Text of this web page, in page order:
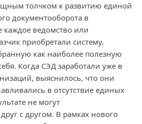
толчком к развитию единой
документооборота в
каждое ведомство или
приобретали систему,
как наиболее полезную
Когда СЭД заработали уже в
выяснилось, что они
в отсутствие единых
не могут
с другом. В рамках нового